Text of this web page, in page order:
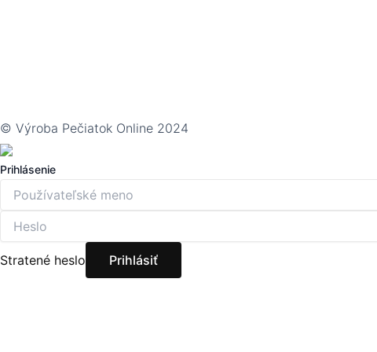
© Výroba Pečiatok Online 2024
Prihlásenie
Stratené heslo